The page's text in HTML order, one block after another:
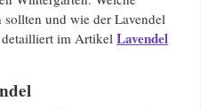
und wie der Lavendel
im Artikel Lavendel